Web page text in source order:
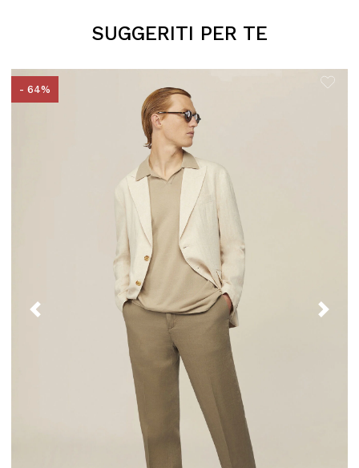
SUGGERITI PER TE
- 64%